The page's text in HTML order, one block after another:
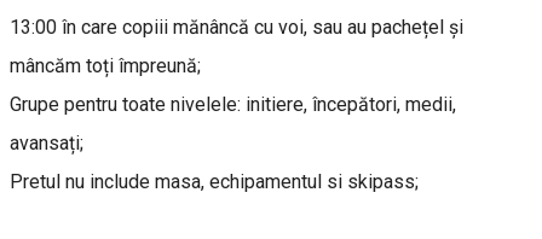
13:00 în care copiii mănâncă cu voi, sau au pachețel și
mâncăm toți împreună;
Grupe pentru toate nivelele: initiere, începători, medii,
avansați;
Pretul nu include masa, echipamentul si skipass;